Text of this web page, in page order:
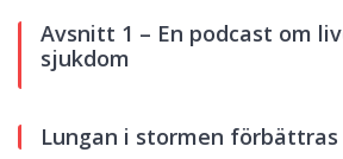
Avsnitt 1 – En podcast om
sjukdom
Lungan i stormen förbättras